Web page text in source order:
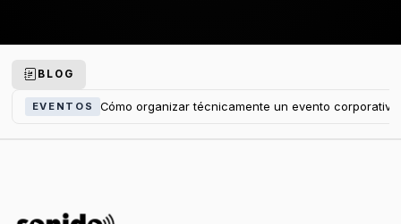
BLOG
EVENTOS Cómo organizar técnicamente un evento